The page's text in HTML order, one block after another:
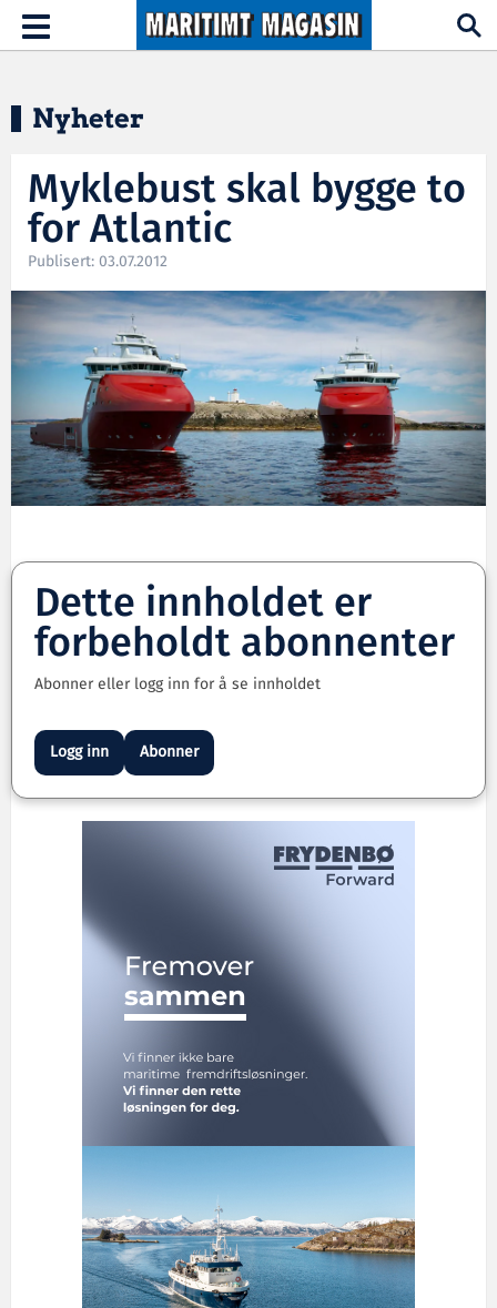
Hopp til hovedinnhold
Toggle
navigation
Nyheter
Myklebust skal bygge to
for Atlantic
Publisert: 03.07.2012
Dette innholdet er
forbeholdt abonnenter
Abonner eller logg inn for å se innholdet
Logg inn Abonner